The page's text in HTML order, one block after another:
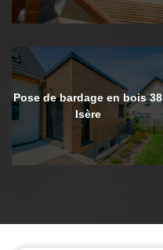
Pose de bardage en bois 38
Isère